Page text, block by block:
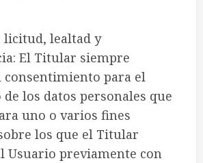
licitud, lealtad y
El Titular siempre
para el
los datos personales que
uno o varios fines
los que el Titular
Usuario previamente con